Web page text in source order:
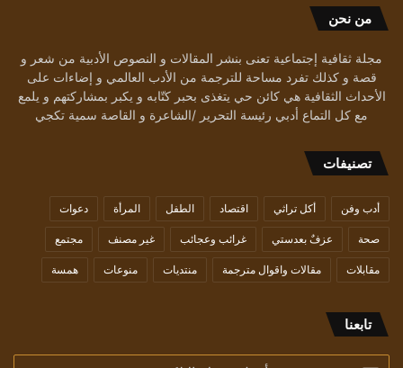
من نحن
مجلة ثقافية إجتماعية تعنى بنشر المقالات و النصوص الأدبية من شعر و
قصة و كذلك تفرد مساحة للترجمة من الأدب العالمي و إضاءات على
الأحداث الثقافية هي كائن حي يتغذى بحبر كتّابه و يكبر بمشاركتهم و يلمع
مع كل التماع أدبي رئيسة التحرير /الشاعرة و القاصة سمية تكجي
تصنيفات
أدب وفن أكل تراثي اقتصاد الطفل المرأة دعوات
صحة عزفٌ بعدستي غرائب وعجائب غير مصنف مجتمع
مقابلات مقالات واقوال مترجمة منتديات منوعات همسة
تابعنا